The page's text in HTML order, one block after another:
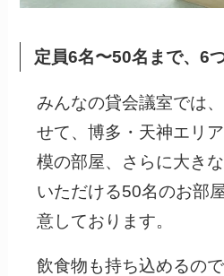
定員6名〜50名まで、6
みんなの貸会議室では
せて、博多・天神エリ
模の部屋、さらに大き
いただける50名のお部
意しております。
飲食物も持ち込めるの